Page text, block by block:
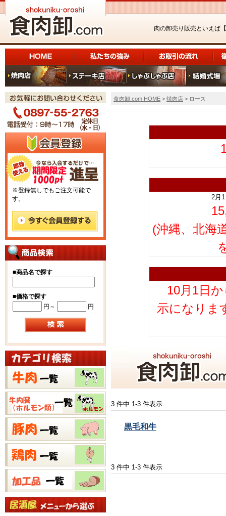
肉の卸売り販売といえば【
※登録無しでもご注文可能で
す。
■商品名で探す
■価格で探す
円～
円
食肉卸.com HOME > 焼肉店 > ロース
2月
(沖縄、北海
10月1日
示になりま
3 件中 1-3 件表示
黒毛和牛
3 件中 1-3 件表示